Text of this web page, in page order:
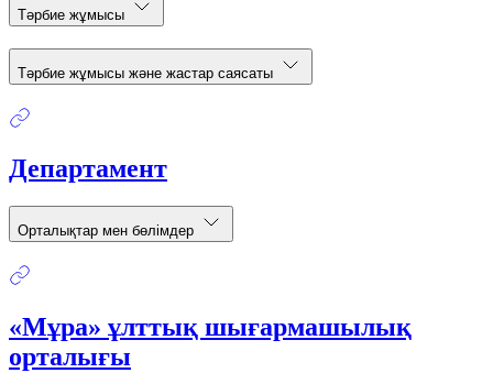
Тәрбие жұмысы
Тәрбие жұмысы және жастар саясаты
Департамент
Орталықтар мен бөлімдер
«Мұра» ұлттық шығармашылық
орталығы